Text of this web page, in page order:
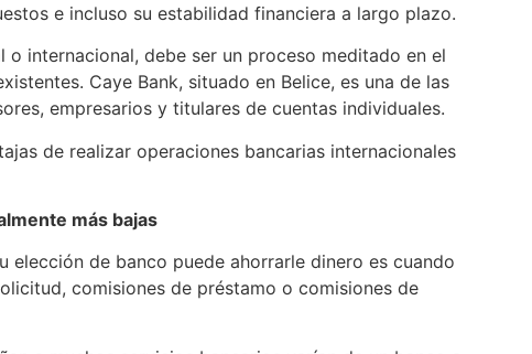
e incluso su estabilidad financiera a largo plazo.
o internacional, debe ser un proceso meditado en el
Caye Bank, situado en Belice, es una de las
empresarios y titulares de cuentas individuales.
de realizar operaciones bancarias internacionales
más bajas
elección de banco puede ahorrarle dinero es cuando
comisiones de préstamo o comisiones de